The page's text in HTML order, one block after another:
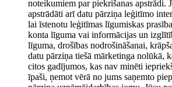
noteikumiem par piekrišanas apstrādi.
apstrādāti arī datu pārziņa leģitīmo
lai īstenotu leģitīmas līgumiskas
konta līguma vai informācijas un
līguma, drošības nodrošināšanai,
datu pārziņa tiešā mārketinga nolūkā,
citos gadījumos, kas nav minēti
īpaši, ņemot vērā no jums saņemto